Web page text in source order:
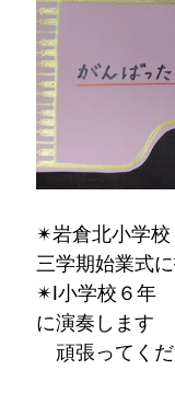
リトミック🎶
✴岩倉北小学校
三学期始業式
✴I小学校６年
に演奏します
頑張ってくだ